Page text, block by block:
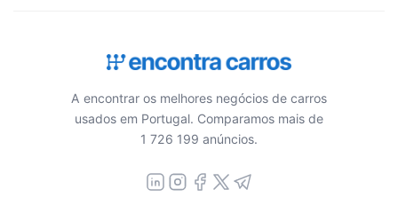
A encontrar os melhores negócios de carros
usados em Portugal. Comparamos mais de
1 726 199 anúncios.